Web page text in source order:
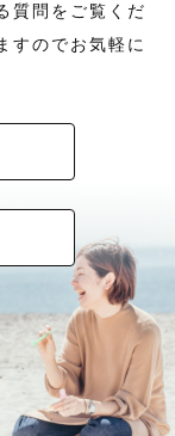
質問をご覧くだ
すのでお気軽に